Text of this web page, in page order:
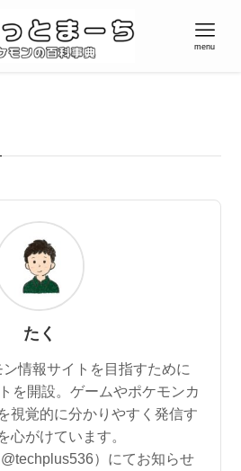
menu
たく
情報サイトを目指すために
を開設。ゲームやポケモンカ
視覚的に分かりやすく発信す
心がけています。
）にてお知らせ